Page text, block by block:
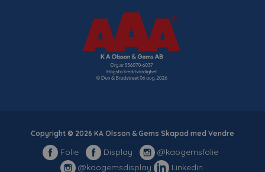
Copyright © 2026 KA Olsson & Gems Skapad med Vendre
Folie Display
@kaogemsfolie
@kaogemsdisplay
Linkedin